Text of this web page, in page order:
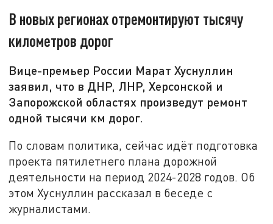
В новых регионах отремонтируют тысячу
километров дорог
Вице-премьер России Марат Хуснуллин
заявил, что в ДНР, ЛНР, Херсонской и
Запорожской областях произведут ремонт
одной тысячи км дорог.
По словам политика, сейчас идёт подготовка
проекта пятилетнего плана дорожной
деятельности на период 2024-2028 годов. Об
этом Хуснуллин рассказал в беседе с
журналистами.